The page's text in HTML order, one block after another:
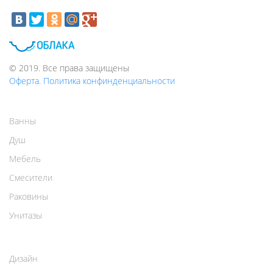
© 2019. Все права защищены
Оферта. Политика конфинденциальности
Ванны
Душ
Мебель
Смесители
Раковины
Унитазы
Дизайн